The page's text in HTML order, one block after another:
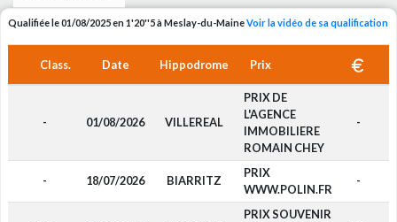
Qualifiée le 01/08/2025 en 1'20''5 à Meslay-du-MaineVoir la vidéo de sa qualification
Class. Date Hippodrome Prix
- 01/08/2026 VILLEREAL
PRIX DE
L'AGENCE
IMMOBILIERE
ROMAIN CHEY
-
- 18/07/2026 BIARRITZ
PRIX
WWW.POLIN.FR
-
PRIX SOUVENIR